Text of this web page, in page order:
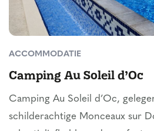
ACCOMMODATIE
Camping Au Soleil d’Oc
Camping Au Soleil d’Oc,
schilderachtige Monceaux sur